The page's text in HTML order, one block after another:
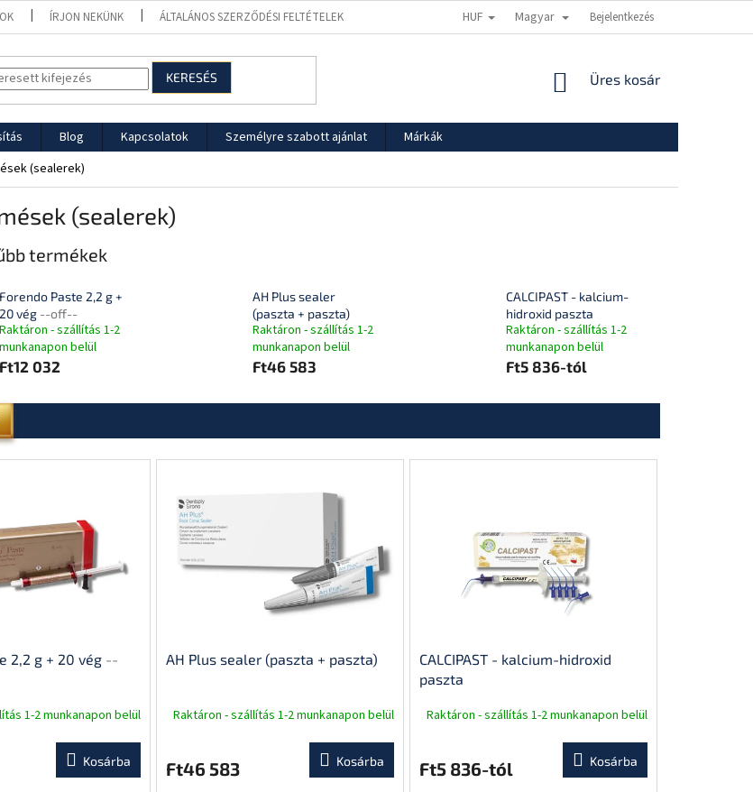
ÍRJON NEKÜNK ÁLTALÁNOS SZERZŐDÉSI FELTÉTELEK ADATVÉDELMI TÁJÉKOZTATÓ SZÁLLÍTÁS ÉS FIZETÉS
HUF Magyar Bejelentkezés
KERESÉS KOSÁR
Üres kosár
Blog Kapcsolatok Személyre szabott ajánlat
Márkák
(sealerek)
(sealerek)
termékek
Forendo Paste 2,2 g +
20 vég --off--
Raktáron - szállítás 1-2
munkanapon belül
Ft12 032
AH Plus sealer
(paszta + paszta)
Raktáron - szállítás 1-2
munkanapon belül
Ft46 583
CALCIPAST - kalcium-
hidroxid paszta
Raktáron - szállítás 1-2
munkanapon belül
Ft5 836-tól
2,2 g + 20 vég --
1-2 munkanapon belül
Kosárba
AH Plus sealer (paszta + paszta)
Raktáron - szállítás 1-2 munkanapon belül
Ft46 583 Kosárba
CALCIPAST - kalcium-hidroxid
paszta
Raktáron - szállítás 1-2 munkanapon belül
Ft5 836-tól Kosárba